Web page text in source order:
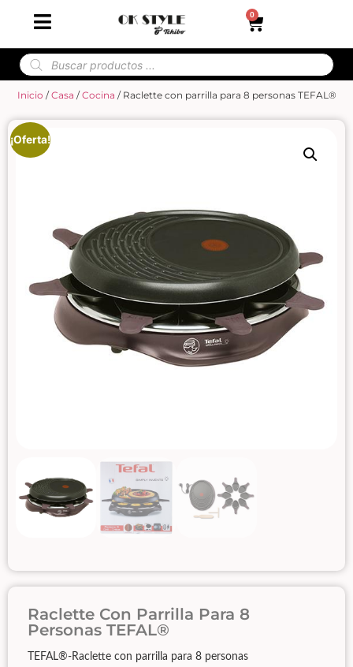
0
Inicio /Casa /Cocina / Raclette con parrilla para 8 personas TEFAL®
¡Oferta!
Raclette Con Parrilla Para 8
Personas TEFAL®
TEFAL®-Raclette con parrilla para 8 personas